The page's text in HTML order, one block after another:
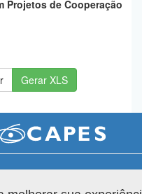
Projetos de Cooperação
Gerar XLS
Capes. Todos os direitos reservados.